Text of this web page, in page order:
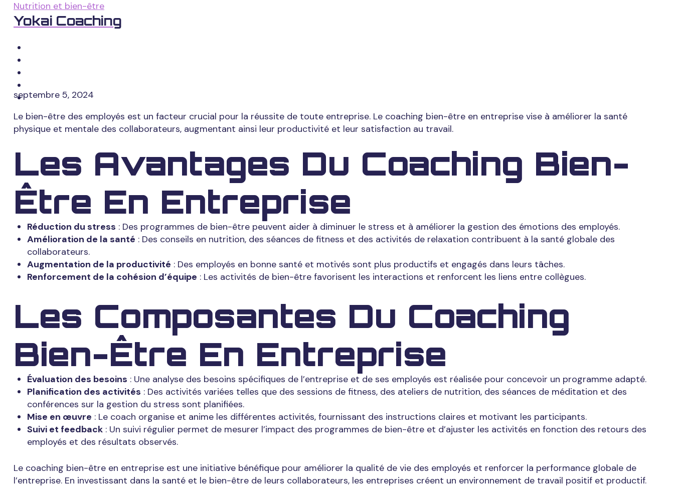
Aller
contenu
Yokai Coaching
Nutrition et bien-être
Boostez La Santé Et La
Productivité De Vos Employés
septembre 5, 2024
Le bien-être des employés est un facteur crucial pour la réussite de toute entreprise. Le coaching bien-être en entreprise vise à améliorer la santé
physique et mentale des collaborateurs, augmentant ainsi leur productivité et leur satisfaction au travail.
Les Avantages Du Coaching Bien-
Être En Entreprise
Réduction du stress : Des programmes de bien-être peuvent aider à diminuer le stress et à améliorer la gestion des émotions des employés.
Amélioration de la santé : Des conseils en nutrition, des séances de fitness et des activités de relaxation contribuent à la santé globale des
collaborateurs.
Augmentation de la productivité : Des employés en bonne santé et motivés sont plus productifs et engagés dans leurs tâches.
Renforcement de la cohésion d’équipe : Les activités de bien-être favorisent les interactions et renforcent les liens entre collègues.
Les Composantes Du Coaching
Bien-Être En Entreprise
Évaluation des besoins : Une analyse des besoins spécifiques de l’entreprise et de ses employés est réalisée pour concevoir un programme adapté.
Planification des activités : Des activités variées telles que des sessions de fitness, des ateliers de nutrition, des séances de méditation et des
conférences sur la gestion du stress sont planifiées.
Mise en œuvre : Le coach organise et anime les différentes activités, fournissant des instructions claires et motivant les participants.
Suivi et feedback : Un suivi régulier permet de mesurer l’impact des programmes de bien-être et d’ajuster les activités en fonction des retours des
employés et des résultats observés.
Le coaching bien-être en entreprise est une initiative bénéfique pour améliorer la qualité de vie des employés et renforcer la performance globale de
l’entreprise. En investissant dans la santé et le bien-être de leurs collaborateurs, les entreprises créent un environnement de travail positif et productif.